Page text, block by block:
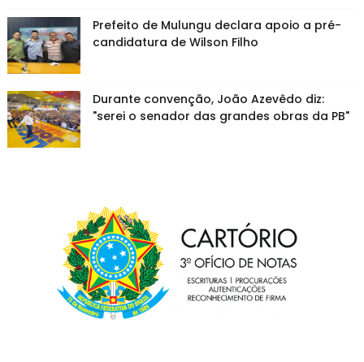
Prefeito de Mulungu declara apoio a pré-
candidatura de Wilson Filho
Durante convenção, João Azevêdo diz:
"serei o senador das grandes obras da PB"